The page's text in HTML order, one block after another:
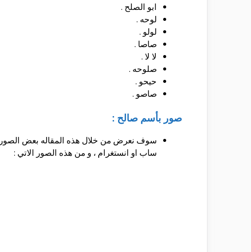
ابو الصلح .
لوحه .
لولو .
صاصا .
لا لا .
صلوحه .
حيحو .
صاصو .
صور بأسم صالح :
سوف نعرض من خلال هذه المقاله بعض الصور
ساب او انستغرام ، و من هذه الصور الاتي :